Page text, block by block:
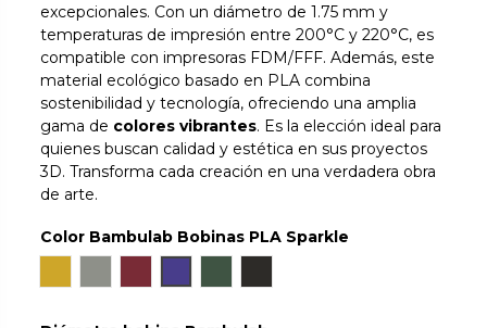
excepcionales. Con un diámetro de 1.75 mm y
temperaturas de impresión entre 200°C y 220°C, es
compatible con impresoras FDM/FFF. Además, este
material ecológico basado en PLA combina
sostenibilidad y tecnología, ofreciendo una amplia
gama de colores vibrantes. Es la elección ideal para
quienes buscan calidad y estética en sus proyectos
3D. Transforma cada creación en una verdadera obra
de arte.
Color Bambulab Bobinas PLA Sparkle